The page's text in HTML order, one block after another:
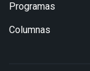
Programas
Columnas